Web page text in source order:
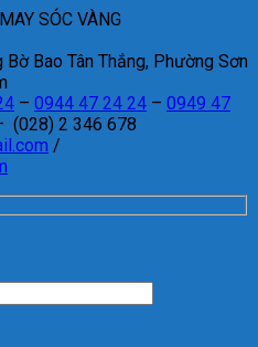
SÓC VÀNG
Bao Tân Thắng, Phường Sơn
– 0944 47 24 24 – 0949 47
(028) 2 346 678
/